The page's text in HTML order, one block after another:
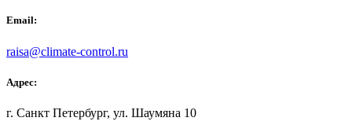
Email:
raisa@climate-control.ru
Адрес:
г. Санкт Петербург, ул. Шаумяна 10